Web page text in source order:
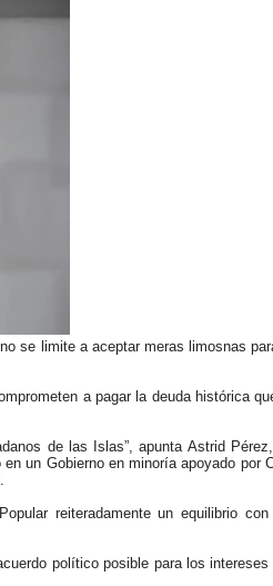
se limite a aceptar meras limosnas
a pagar la deuda histórica
de las Islas”, apunta Astrid
un Gobierno en minoría apoyado por
reiteradamente un equilibrio
político posible para los